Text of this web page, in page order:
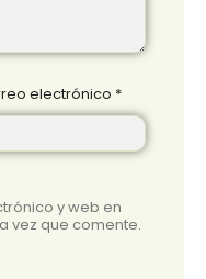
electrónico *
y web en
vez que comente.